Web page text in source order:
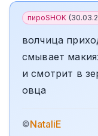
пироSHOK (
волчица
смывает
и смотрит в
овца
©NataliE